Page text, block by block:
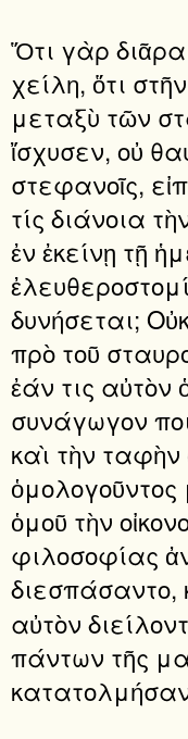
Ὅτι γὰρ
χείλη, ὅτι
μεταξὺ τῶν
ἴσχυσεν, οὐ
στεφανοῖς,
τίς διάνοια
ἐν ἐκείνῃ τῇ
δυνήσεται;
πρὸ τοῦ
ἐάν τις αὐτὸν
συνάγωγον
καὶ τὴν ταφὴν
ὁμοῦ τὴν
φιλοσοφίας
διεσπάσαντο,
αὐτὸν
πάντων τῆς